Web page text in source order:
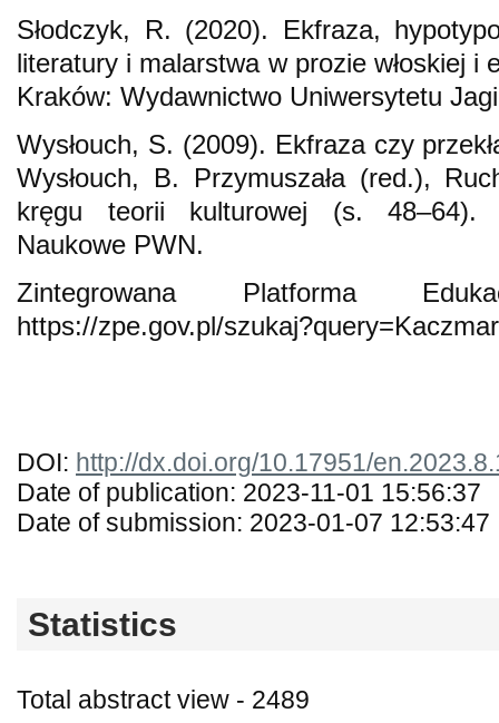
Słodczyk, R. (2020). Ekfraza,
literatury i malarstwa w prozie włoskiej i
Kraków: Wydawnictwo Uniwersytetu
Wysłouch, S. (2009). Ekfraza czy
Wysłouch, B. Przymuszała (red.),
kręgu teorii kulturowej (s. 48–64).
Naukowe PWN.
Zintegrowana Platforma
https://zpe.gov.pl/
DOI: http://dx.doi.org/10.17951/
Date of publication: 2023-11-01 15:56:37
Date of submission: 2023-01-07 12:53:47
Statistics
Total abstract view - 2489